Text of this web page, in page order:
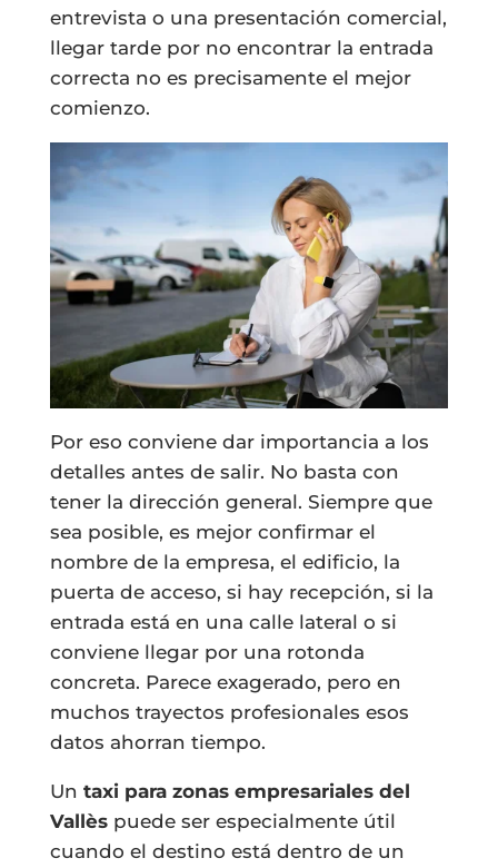
entrevista o una presentación comercial,
llegar tarde por no encontrar la entrada
correcta no es precisamente el mejor
comienzo.
Por eso conviene dar importancia a los
detalles antes de salir. No basta con
tener la dirección general. Siempre que
sea posible, es mejor confirmar el
nombre de la empresa, el edificio, la
puerta de acceso, si hay recepción, si la
entrada está en una calle lateral o si
conviene llegar por una rotonda
concreta. Parece exagerado, pero en
muchos trayectos profesionales esos
datos ahorran tiempo.
Un taxi para zonas empresariales del
Vallèspuede ser especialmente útil
cuando el destino está dentro de un